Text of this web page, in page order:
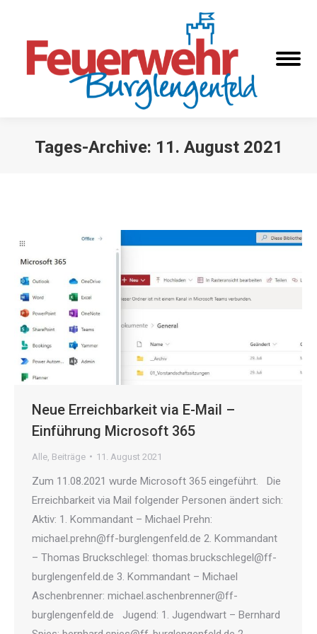
Tages-Archive: 11. August 2021
Neue Erreichbarkeit via E-Mail –
Einführung Microsoft 365
Alle Beiträge 11. August 2021
Zum 11.08.2021 wurde Microsoft 365 eingeführt. Die
Erreichbarkeit via Mail folgender Personen ändert sich:
Aktiv: 1. Kommandant – Michael Prehn:
michael.prehn@ff-burglengenfeld.de 2. Kommandant
– Thomas Bruckschlegel: thomas.bruckschlegel@ff-
burglengenfeld.de 3. Kommandant – Michael
Aschenbrenner: michael.aschenbrenner@ff-
burglengenfeld.de Jugend: 1. Jugendwart – Bernhard